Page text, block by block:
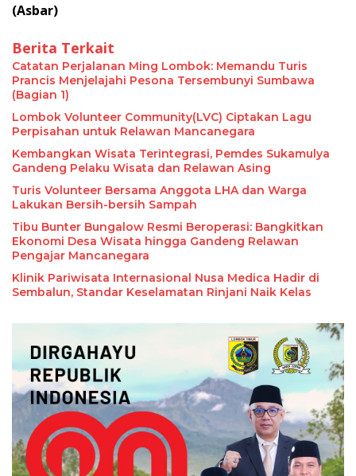
(Asbar)
Berita Terkait
​Catatan Perjalanan Ming Lombok: Memandu Turis
Prancis Menjelajahi Pesona Tersembunyi Sumbawa
(Bagian 1)
Lombok Volunteer Community(LVC) Ciptakan Lagu
Perpisahan untuk Relawan Mancanegara
Kembangkan Wisata Terintegrasi, Pemdes Sukamulya
Gandeng Pelaku Wisata dan Relawan Asing
Turis Volunteer Bersama Anggota LHA dan Warga
Lakukan Bersih-bersih Sampah
Tibu Bunter Bungalow Resmi Beroperasi: Bangkitkan
Ekonomi Desa Wisata hingga Gandeng Relawan
Pengajar Mancanegara
Klinik Pariwisata Internasional Nusa Medica Hadir di
Sembalun, Standar Keselamatan Rinjani Naik Kelas